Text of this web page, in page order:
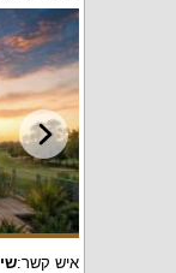
איש קשר:שי